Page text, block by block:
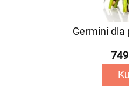
Germini dla